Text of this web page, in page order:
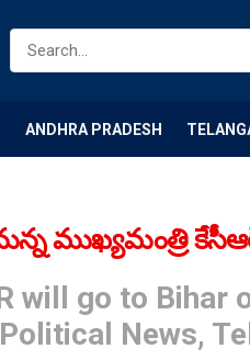
ANDHRA PRADESH
ముఖ్యమంత్రి
will go to Bihar
News,